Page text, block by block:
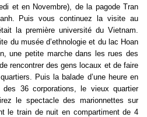
et en Novembre), de la pagode Tran
Puis vous continuez la visite au
la première université du Vietnam.
du musée d’ethnologie et du lac Hoan
une petite marche dans les rues des
rencontrer des gens locaux et de faire
Puis la balade d’une heure en
36 corporations, le vieux quartier
le spectacle des marionnettes sur
le train de nuit en compartiment de 4